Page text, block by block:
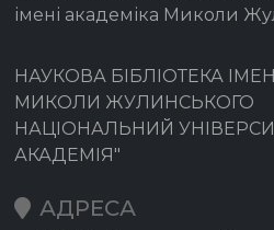
НАУКОВА БІБЛІОТЕКА
МИКОЛИ ЖУЛИНСЬКОГО
НАЦІОНАЛЬНИЙ
АКАДЕМІЯ"
імені академіка Миколи
АДРЕСА